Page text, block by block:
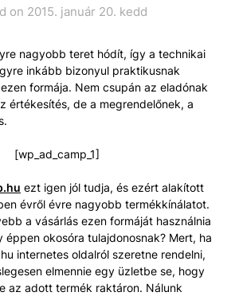
on 2015. január 20. kedd
nagyobb teret hódít, így a technikai
inkább bizonyul praktikusnak
formája. Nem csupán az eladónak
értékesítés, de a megrendelőnek, a
[wp_ad_camp_1]
ezt igen jól tudja, és ezért alakított
évről évre nagyobb termékkínálatot.
a vásárlás ezen formáját használnia
éppen okosóra tulajdonosnak? Mert, ha
internetes oldalról szeretne rendelni,
elmennie egy üzletbe se, hogy
az adott termék raktáron. Nálunk